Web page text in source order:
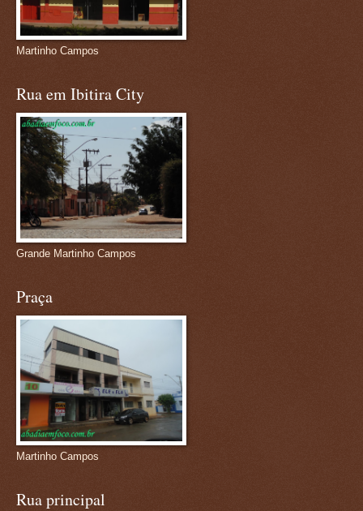
Martinho Campos
Rua em Ibitira City
Grande Martinho Campos
Praça
Martinho Campos
Rua principal